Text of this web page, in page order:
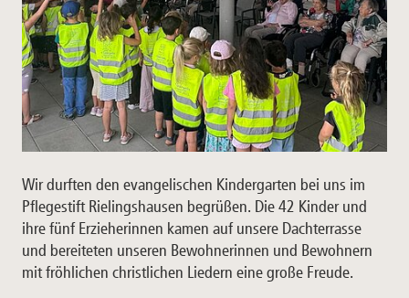
Wir durften den evangelischen Kindergarten bei uns im
Pflegestift Rielingshausen begrüßen. Die 42 Kinder und
ihre fünf Erzieherinnen kamen auf unsere Dachterrasse
und bereiteten unseren Bewohnerinnen und Bewohnern
mit fröhlichen christlichen Liedern eine große Freude.